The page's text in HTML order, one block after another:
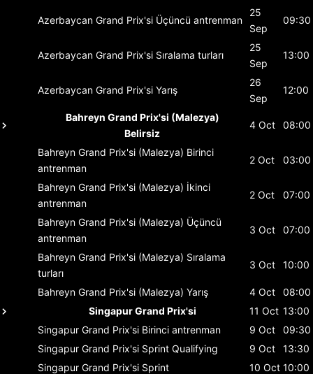
Azerbaycan Grand Prix'si Üçüncü antrenman
25
Sep
09:30
Azerbaycan Grand Prix'si Sıralama turları
25
Sep
13:00
Azerbaycan Grand Prix'si Yarış
26
Sep
12:00
Bahreyn Grand Prix'si (Malezya)
Belirsiz
4 Oct 08:00
Bahreyn Grand Prix'si (Malezya) Birinci
antrenman
2 Oct 03:00
Bahreyn Grand Prix'si (Malezya) İkinci
antrenman
2 Oct 07:00
Bahreyn Grand Prix'si (Malezya) Üçüncü
antrenman
3 Oct 07:00
Bahreyn Grand Prix'si (Malezya) Sıralama
turları
3 Oct 10:00
Bahreyn Grand Prix'si (Malezya) Yarış 4 Oct
08:00
Singapur Grand Prix'si
11 Oct 13:00
Singapur Grand Prix'si Birinci antrenman 9 Oct
09:30
Singapur Grand Prix'si Sprint Qualifying 9 Oct
13:30
Singapur Grand Prix'si Sprint 10 Oct 10:00